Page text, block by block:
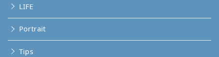
LIFE
Portrait
Tips